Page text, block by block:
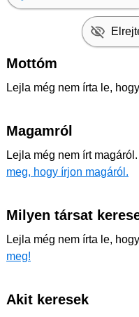
Mottóm
Lejla még nem írta le,
Magamról
Lejla még nem írt
meg, hogy írjon magáról.
Milyen társat
Lejla még nem írta le,
meg!
Akit keresek